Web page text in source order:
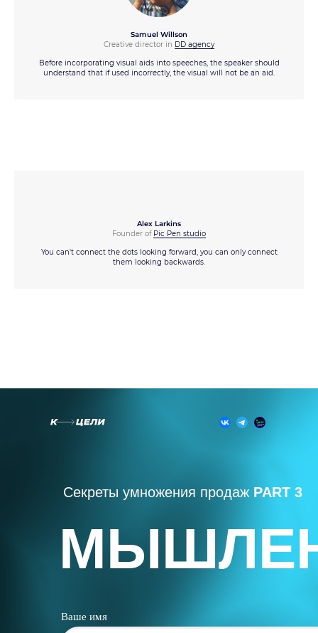
Samuel Willson
Creative director in DD agency
Before incorporating visual aids into speeches, the speaker should
understand that if used incorrectly, the visual will not be an aid.
Alex Larkins
Founder of Pic Pen studio
You can't connect the dots looking forward, you can only connect
them looking backwards.
Секреты умножения продаж PART 3
Ваше имя